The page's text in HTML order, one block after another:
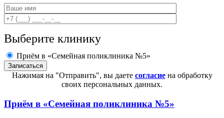
Выберите клинику
Приём в «Семейная поликлиника №5»
Нажимая на "Отправить", вы даете согласиена обработку
своих персональных данных.
Приём в «Семейная поликлиника №5»